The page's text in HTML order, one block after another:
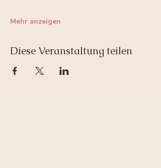
Mehr anzeigen
Diese Veranstaltung teilen